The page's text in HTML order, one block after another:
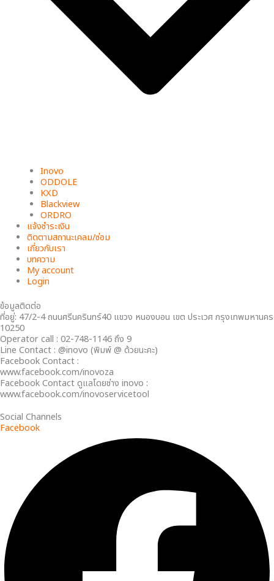
Inovo
ODDOLE
KXD
Blackview
ORDRO
แจ้งชำระเงิน
ติดตามสถานะเคลม/ซ่อม
เกี่ยวกับเรา
บทความ
My account
Login
ข้อมูลติดต่อ
ที่อยู่: 47/2-4 ถนนศรีนครินทร์40 แขวง หนองบอน เขต ประเวศ กรุงเทพมหานคร
10250
Operator call : 02-748-1146 ถึง 9
Line Contact : @inovo (พิมพ์ @ ด้วยนะคะ)
Facebook Contact :
www.facebook.com/inovoza
Facebook Contact ดูแลโดยช่าง inovo :
www.facebook.com/inovoservicetool
Social Channels
Facebook